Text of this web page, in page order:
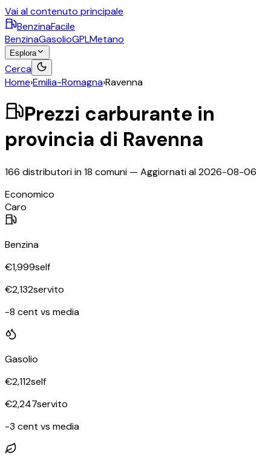
Vai al contenuto principale
BenzinaFacile
BenzinaGasolioGPLMetano
Esplora
Cerca
Home›Emilia-Romagna›Ravenna
Prezzi carburante in
provincia di Ravenna
166 distributori in18 comuni — Aggiornati al2026-08-06
Economico
Caro
Benzina
€1,999self
€2,132servito
-8 cent vs media
Gasolio
€2,112self
€2,247servito
-3 cent vs media